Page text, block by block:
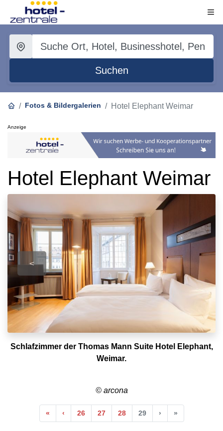
Suchen
Fotos & Bildergalerien Hotel Elephant Weimar
Anzeige
Hotel Elephant Weimar
<
Schlafzimmer der Thomas Mann Suite Hotel Elephant,
Weimar.
© arcona
«Anfang
‹Vorherige
26 27 28 29 ›Nächste
»Ende